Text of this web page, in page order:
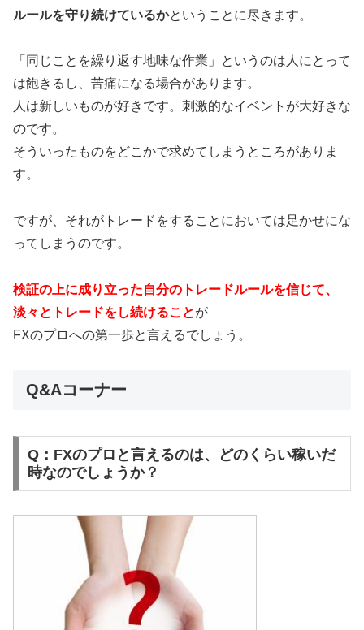
ルールを守り続けているかということに尽きます。
「同じことを繰り返す地味な作業」というのは人にとって
は飽きるし、苦痛になる場合があります。
人は新しいものが好きです。刺激的なイベントが大好きな
のです。
そういったものをどこかで求めてしまうところがありま
す。
ですが、それがトレードをすることにおいては足かせにな
ってしまうのです。
検証の上に成り立った自分のトレードルールを信じて、
淡々とトレードをし続けることが
FXのプロへの第一歩と言えるでしょう。
Q&Aコーナー
Q：FXのプロと言えるのは、どのくらい稼いだ
時なのでしょうか？